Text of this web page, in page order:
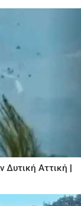
Δυτική Αττική |